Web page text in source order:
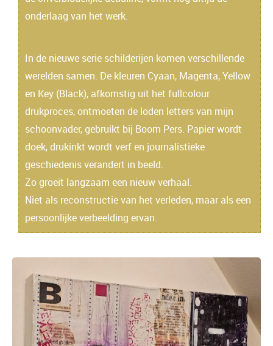
onderlaag van het werk.
In de nieuwe serie schilderijen komen verschillende
werelden samen. De kleuren Cyaan, Magenta, Yellow
en Key (Black), afkomstig uit het fullcolour
drukproces, ontmoeten de loden letters van mijn
schoonvader, gebruikt bij Boom Pers. Papier wordt
doek, drukinkt wordt verf en journalistieke
geschiedenis verandert in beeld.
Zo groeit langzaam een nieuw verhaal.
Niet als reconstructie van het verleden, maar als een
persoonlijke verbeelding ervan.